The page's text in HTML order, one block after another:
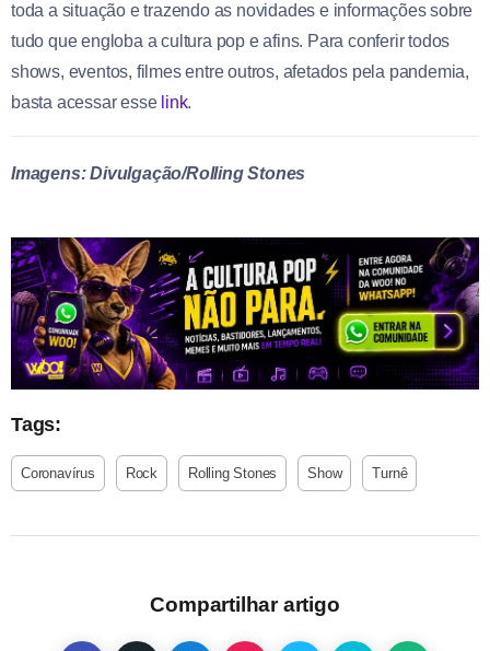
toda a situação e trazendo as novidades e informações sobre
tudo que engloba a cultura pop e afins. Para conferir todos
shows, eventos, filmes entre outros, afetados pela pandemia,
basta acessar esse link.
Imagens: Divulgação/Rolling Stones
Tags:
Coronavírus Rock Rolling Stones Show Turnê
Compartilhar artigo